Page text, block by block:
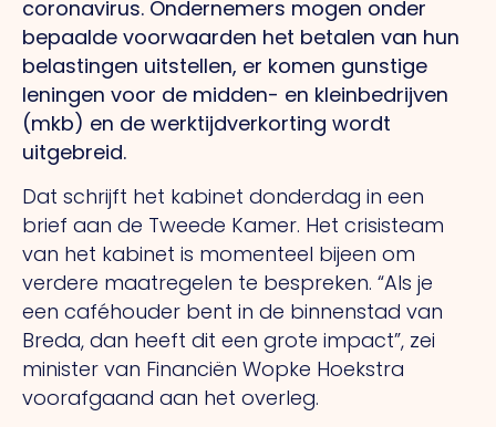
coronavirus. Ondernemers mogen onder
bepaalde voorwaarden het betalen van hun
belastingen uitstellen, er komen gunstige
leningen voor de midden- en kleinbedrijven
(mkb) en de werktijdverkorting wordt
uitgebreid.
Dat schrijft het kabinet donderdag in een
brief aan de Tweede Kamer. Het crisisteam
van het kabinet is momenteel bijeen om
verdere maatregelen te bespreken. “Als je
een caféhouder bent in de binnenstad van
Breda, dan heeft dit een grote impact”, zei
minister van Financiën Wopke Hoekstra
voorafgaand aan het overleg.